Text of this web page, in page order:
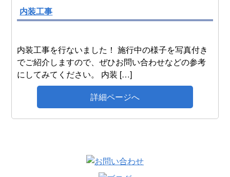
内装工事
内装工事を行ないました！ 施行中の様子を写真付き
でご紹介しますので、ぜひお問い合わせなどの参考
にしてみてください。 内装 […]
詳細ページへ